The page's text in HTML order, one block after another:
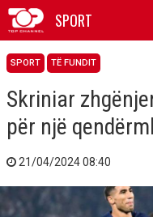
SPORT
SPORT TË FUNDIT
Skriniar
për një
21/04/2024 08:40